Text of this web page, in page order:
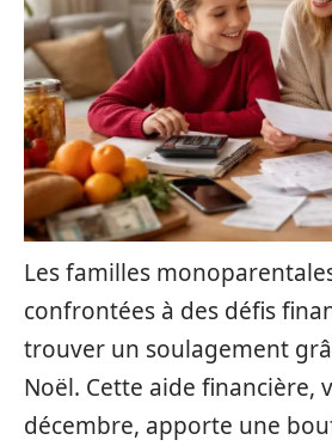
Les familles
confrontées à des défis
trouver un soulagement
Noël. Cette aide financière,
décembre, apporte une